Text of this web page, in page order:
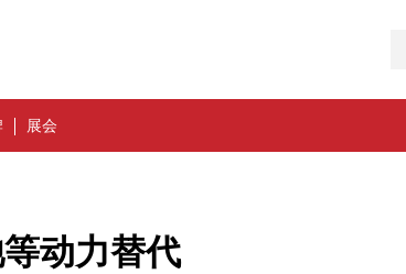
展会
动力替代